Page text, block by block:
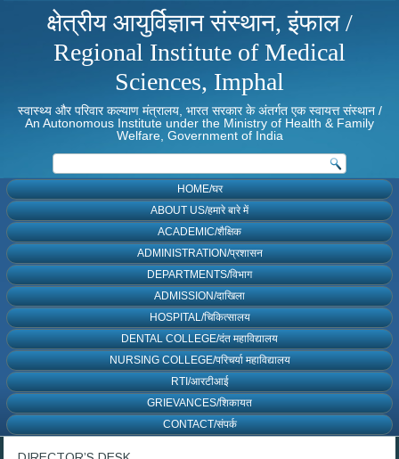
क्षेत्रीय आयुर्विज्ञान संस्थान, इंफाल /
Regional Institute of Medical
Sciences, Imphal
स्वास्थ्य और परिवार कल्याण मंत्रालय, भारत सरकार के अंतर्गत एक स्वायत्त संस्थान /
An Autonomous Institute under the Ministry of Health & Family
Welfare, Government of India
HOME/घर
ABOUT US/हमारे बारे में
ACADEMIC/शैक्षिक
ADMINISTRATION/प्रशासन
DEPARTMENTS/विभाग
ADMISSION/दाखिला
HOSPITAL/चिकित्सालय
DENTAL COLLEGE/दंत महाविद्यालय
NURSING COLLEGE/परिचर्या महाविद्यालय
RTI/आरटीआई
GRIEVANCES/शिकायत
CONTACT/संपर्क